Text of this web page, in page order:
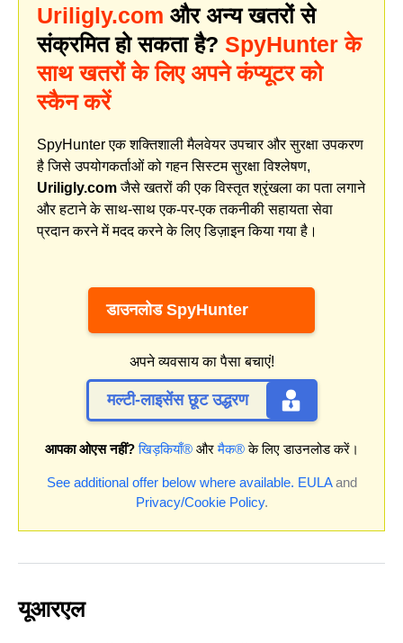
Uriligly.com और अन्य खतरों से
संक्रमित हो सकता है? SpyHunter के
साथ खतरों के लिए अपने कंप्यूटर को
स्कैन करें
SpyHunter एक शक्तिशाली मैलवेयर उपचार और सुरक्षा उपकरण
है जिसे उपयोगकर्ताओं को गहन सिस्टम सुरक्षा विश्लेषण,
Uriligly.comजैसे खतरों की एक विस्तृत श्रृंखला का पता लगाने
और हटाने के साथ-साथ एक-पर-एक तकनीकी सहायता सेवा
प्रदान करने में मदद करने के लिए डिज़ाइन किया गया है।
डाउनलोड SpyHunter
अपने व्यवसाय का पैसा बचाएं!
मल्टी-लाइसेंस छूट उद्धरण
आपका ओएस नहीं? खिड़कियाँ®औरमैक®के लिए डाउनलोड करें।
See additional offer below where available. EULAand
Privacy/Cookie Policy.
यूआरएल